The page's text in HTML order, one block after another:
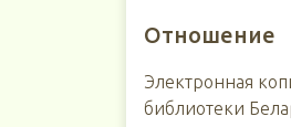
Отношение
Электронная
библиотеки